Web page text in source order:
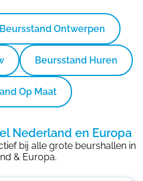
Beursstand Ontwerpen
Beursstand Huren
Op Maat
Nederland en Europa
bij alle grote beurshallen in
& Europa.